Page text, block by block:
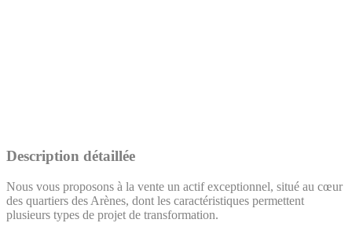
Description détaillée
Nous vous proposons à la vente un actif exceptionnel, situé au cœur
des quartiers des Arènes, dont les caractéristiques permettent
plusieurs types de projet de transformation.